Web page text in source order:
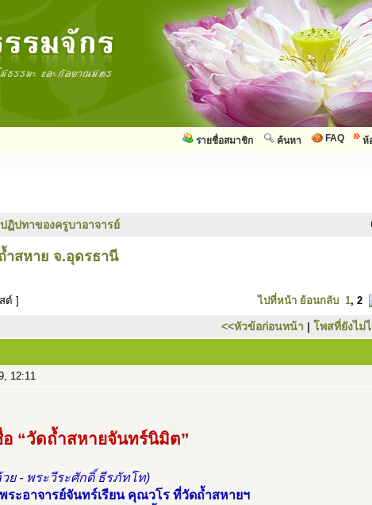
ห้
FAQ
ค้นหา
รายชื่อสมาชิก
ฏิปทาของครูบาอาจารย์
ำสหาย จ.อุดรธานี
ต์ ] ไปที่หน้า ย้อนกลับ 1, 2
<<หัวข้อก่อนหน้า | โพสที่ยังไม่
12:11
“วัดถ้ำสหายจันทร์นิมิต”
ย - พระวีระศักดิ์ ธีรภัทโท)
ะอาจารย์จันทร์เรียน คุณวโร ที่วัดถ้ำสหายฯ